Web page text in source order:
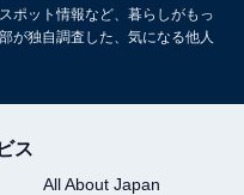
1000.
of hyaluronic
Schwach-Abdellaoui K,
ポット情報など、暮らしがもっ
が独自調査した、気になる他人
ス
All About Japan